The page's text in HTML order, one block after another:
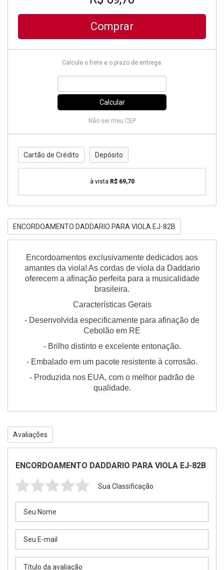
Comprar
Calcule o frete e o prazo de entrega.
Calcular
Não sei meu CEP
Cartão de Crédito Depósito
à vista R$ 69,70
ENCORDOAMENTO DADDARIO PARA VIOLA EJ-82B
Encordoamentos exclusivamente dedicados aos
amantes da viola! As cordas de viola da Daddario
oferecem a afinação perfeita para a musicalidade
brasileira.
Características Gerais
- Desenvolvida especificamente para afinação de
Cebolão em RE
- Brilho distinto e excelente entonação.
- Embalado em um pacote resistente à corrosão.
- Produzida nos EUA, com o melhor padrão de
qualidade.
Avaliações
ENCORDOAMENTO DADDARIO PARA VIOLA EJ-82B
Sua Classificação